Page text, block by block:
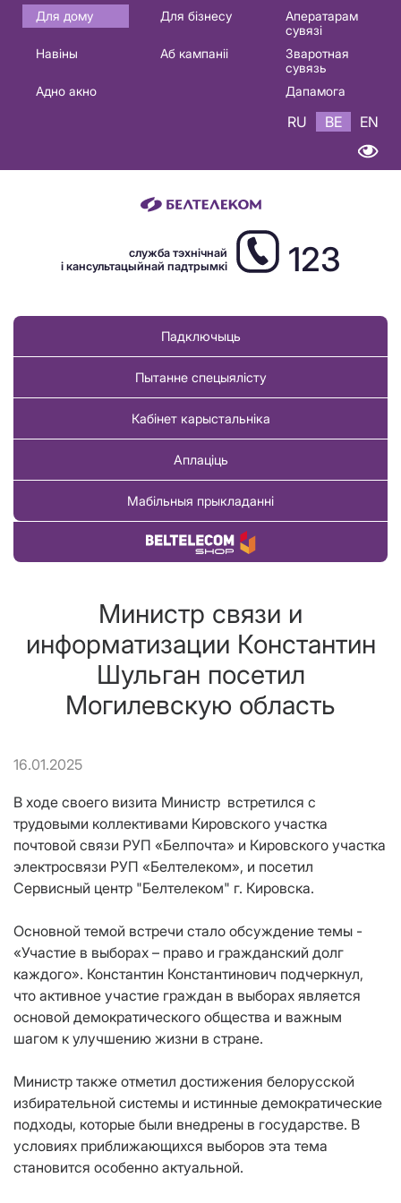
Основная
навигация
Для дому Для бізнесу
Аператарам
сувязі
Навіны
Аб кампаніі
Зваротная
сувязь
Адно акно
Дапамога
RU BE EN
служба тэхнічнай
і кансультацыйнай падтрымкі
123
Падключыць
Пытанне спецыялісту
Кабінет карыстальніка
Аплаціць
Мабільныя прыкладанні
Купіць тавар
Министр связи и
информатизации Константин
Шульган посетил
Могилевскую область
16.01.2025
В ходе своего визита Министр встретился с
трудовыми коллективами Кировского участка
почтовой связи РУП «Белпочта» и Кировского участка
электросвязи РУП «Белтелеком», и посетил
Сервисный центр "Белтелеком" г. Кировска.
Основной темой встречи стало обсуждение темы -
«Участие в выборах – право и гражданский долг
каждого». Константин Константинович подчеркнул,
что активное участие граждан в выборах является
основой демократического общества и важным
шагом к улучшению жизни в стране.
Министр также отметил достижения белорусской
избирательной системы и истинные демократические
подходы, которые были внедрены в государстве. В
условиях приближающихся выборов эта тема
становится особенно актуальной.